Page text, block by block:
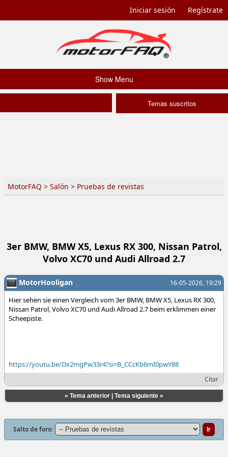
Iniciar sesión Regístrate
Show Menu
Temas suscritos
MotorFAQ > Salón > Pruebas de revistas
3er BMW, BMW X5, Lexus RX 300, Nissan Patrol,
Volvo XC70 und Audi Allroad 2.7
16-05-2026, 19:29
MotorHooligan
Hier sehen sie einen Vergleich vom 3er BMW, BMW X5, Lexus RX 300,
Nissan Patrol, Volvo XC70 und Audi Allroad 2.7 beim erklimmen einer
Scheepiste.
https://youtu.be/Dx2mgPw33r4?si=B_CCcKb6mI0pwY88
Citar
« Tema anterior Tema siguiente »
Salto de foro: